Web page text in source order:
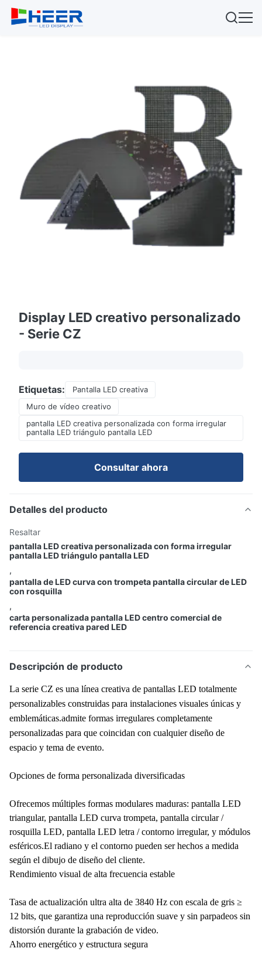
Display LED creativo personalizado
- Serie CZ
Etiquetas:
Pantalla LED creativa
Muro de vídeo creativo
pantalla LED creativa personalizada con forma irregular
pantalla LED triángulo pantalla LED
Consultar ahora
Detalles del producto
Resaltar
pantalla LED creativa personalizada con forma irregular
pantalla LED triángulo pantalla LED
,
pantalla de LED curva con trompeta pantalla circular de LED
con rosquilla
,
carta personalizada pantalla LED centro comercial de
referencia creativa pared LED
Descripción de producto
La serie CZ es una línea creativa de pantallas LED totalmente
personalizables construidas para instalaciones visuales únicas y
emblemáticas.admite formas irregulares completamente
personalizadas para que coincidan con cualquier diseño de
espacio y tema de evento.
Opciones de forma personalizada diversificadas
Ofrecemos múltiples formas modulares maduras: pantalla LED
triangular, pantalla LED curva trompeta, pantalla circular /
rosquilla LED, pantalla LED letra / contorno irregular, y módulos
esféricos.El radiano y el contorno pueden ser hechos a medida
según el dibujo de diseño del cliente.
Rendimiento visual de alta frecuencia estable
Tasa de actualización ultra alta de 3840 Hz con escala de gris ≥
12 bits, que garantiza una reproducción suave y sin parpadeos sin
distorsión durante la grabación de video.
Ahorro energético y estructura segura